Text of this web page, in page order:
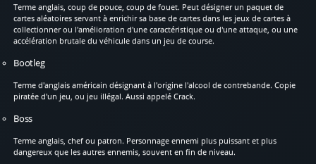
Terme anglais, coup de pouce, coup de fouet. Peut désigner un paquet de
cartes aléatoires servant à enrichir sa base de cartes dans les jeux de cartes à
collectionner ou l'amélioration d'une caractéristique ou d'une attaque, ou une
accélération brutale du véhicule dans un jeu de course.
Bootleg
Terme d'anglais américain désignant à l'origine l'alcool de contrebande. Copie
piratée d'un jeu, ou jeu illégal. Aussi appelé Crack.
Boss
Terme anglais, chef ou patron. Personnage ennemi plus puissant et plus
dangereux que les autres ennemis, souvent en fin de niveau.